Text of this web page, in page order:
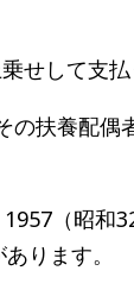
せして支払
扶養配偶
（昭和
ります。